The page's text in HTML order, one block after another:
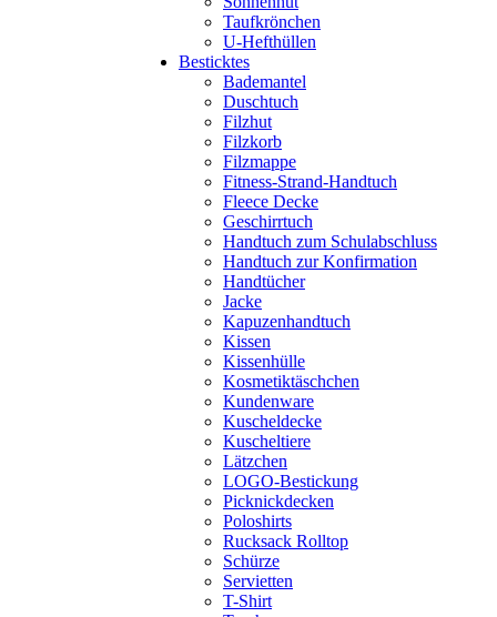
Taufkrönchen
U-Hefthüllen
Besticktes
Bademantel
Duschtuch
Filzhut
Filzkorb
Filzmappe
Fitness-Strand-Handtuch
Fleece Decke
Geschirrtuch
Handtuch zum Schulabschluss
Handtuch zur Konfirmation
Handtücher
Jacke
Kapuzenhandtuch
Kissen
Kissenhülle
Kosmetiktäschchen
Kundenware
Kuscheldecke
Kuscheltiere
Lätzchen
LOGO-Bestickung
Picknickdecken
Poloshirts
Rucksack Rolltop
Schürze
Servietten
T-Shirt